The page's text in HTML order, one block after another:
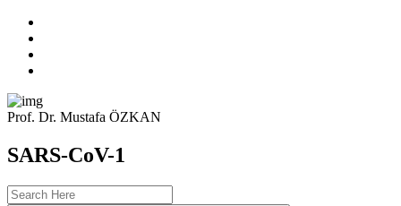
Prof. Dr. Mustafa ÖZKAN
SARS-CoV-1